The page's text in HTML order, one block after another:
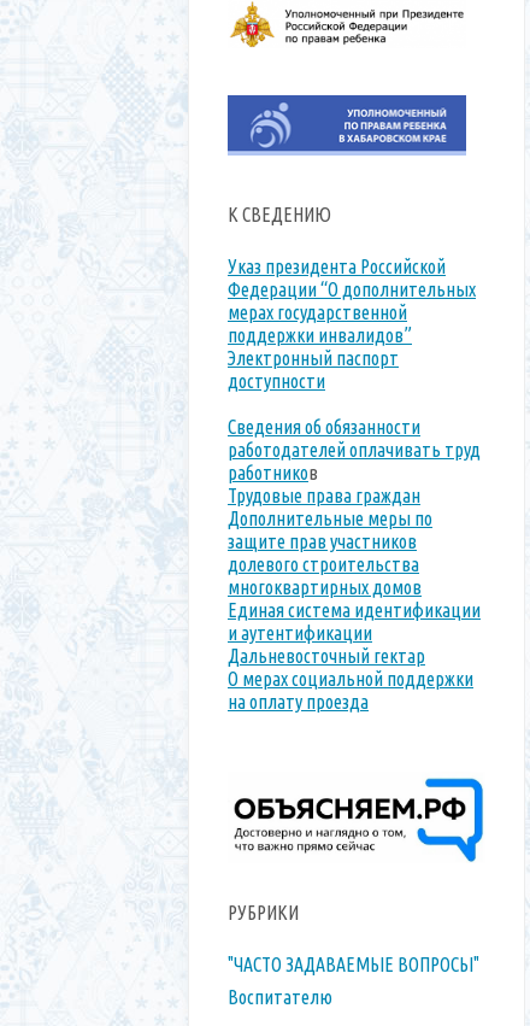
К СВЕДЕНИЮ
Указ президента Российской
Федерации “О дополнительных
мерах государственной
поддержки инвалидов”
Электронный паспорт
доступности
Сведения об обязанности
работодателей оплачивать труд
работников
Трудовые права граждан
Дополнительные меры по
защите прав участников
долевого строительства
многоквартирных домов
Единая система идентификации
и аутентификации
Дальневосточный гектар
О мерах социальной поддержки
на оплату проезда
РУБРИКИ
"ЧАСТО ЗАДАВАЕМЫЕ ВОПРОСЫ"
Воспитателю